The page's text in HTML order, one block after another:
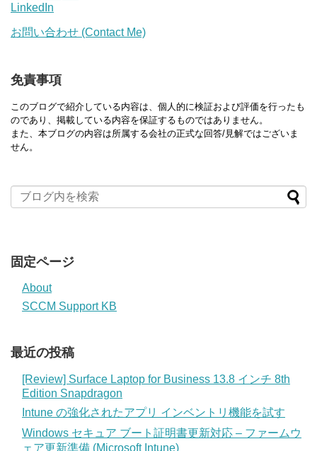
LinkedIn
お問い合わせ (Contact Me)
免責事項
このブログで紹介している内容は、個人的に検証および評価を行ったも
のであり、掲載している内容を保証するものではありません。
また、本ブログの内容は所属する会社の正式な回答/見解ではございま
せん。
固定ページ
About
SCCM Support KB
最近の投稿
[Review] Surface Laptop for Business 13.8 インチ 8th
Edition Snapdragon
Intune の強化されたアプリ インベントリ機能を試す
Windows セキュア ブート証明書更新対応 – ファームウ
ェア更新準備 (Microsoft Intune)